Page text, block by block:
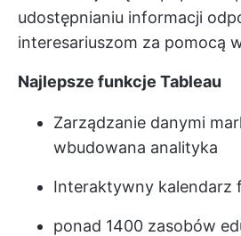
udostępnianiu informacji
interesariuszom za pomocą
Najlepsze funkcje Tableau
Zarządzanie danymi
wbudowana analityka
Interaktywny kalendarz
ponad 1400 zasobów